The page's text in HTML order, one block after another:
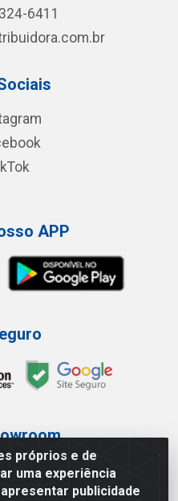
próprios e de
uma experiência
publicidade
6411
APP
0546
- São Paulo/SP